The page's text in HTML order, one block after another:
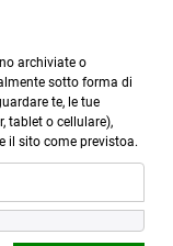
more_horiz
Menù
shopping_cart
archiviate o
sotto forma di
te, le tue
tablet o cellulare),
il sito come previstoa.